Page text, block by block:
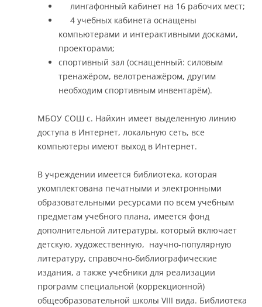
лингафонный кабинет на 16 рабочих мест;
4 учебных кабинета оснащены
компьютерами и интерактивными досками,
проекторами;
спортивный зал (оснащенный: силовым
тренажёром, велотренажёром, другим
необходим спортивным инвентарём).
МБОУ СОШ с. Найхин имеет выделенную линию
доступа в Интернет, локальную сеть, все
компьютеры имеют выход в Интернет.
В учреждении имеется библиотека, которая
укомплектована печатными и электронными
образовательными ресурсами по всем учебным
предметам учебного плана, имеется фонд
дополнительной литературы, который включает
детскую, художественную, научно-популярную
литературу, справочно-библиографические
издания, а также учебники для реализации
программ специальной (коррекционной)
общеобразовательной школы VIII вида. Библиотека